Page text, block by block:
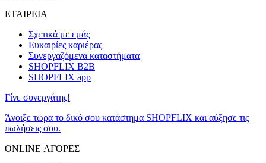
ΕΤΑΙΡΕΙΑ
Σχετικά με εμάς
Ευκαιρίες καριέρας
Συνεργαζόμενα καταστήματα
SHOPFLIX B2B
SHOPFLIX app
Γίνε συνεργάτης!
Άνοιξε τώρα το δικό σου κατάστημα SHOPFLIX και αύξησε τις
πωλήσεις σου.
ONLINE ΑΓΟΡΕΣ